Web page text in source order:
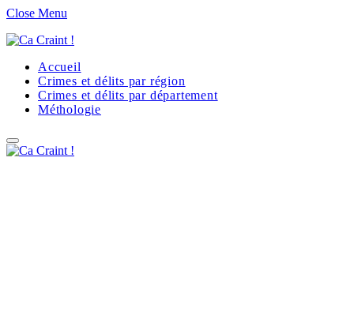
Close Menu
Accueil
Crimes et délits par région
Crimes et délits par département
Méthologie